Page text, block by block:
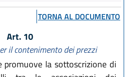
TORNA AL DOCUMENTO
Art. 10
il contenimento dei prezzi
promuove la sottoscrizione di